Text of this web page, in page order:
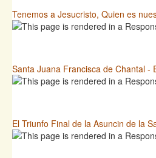
Tenemos a Jesucristo, Quien es
Santa Juana Francisca de Chantal -
El Triunfo Final de la Asuncin de la